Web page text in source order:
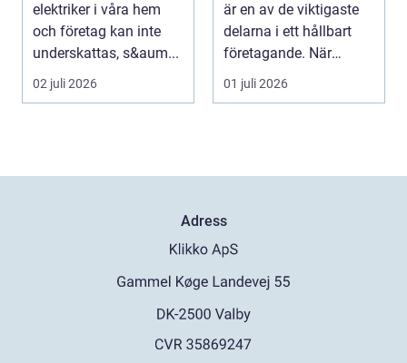
elektriker i våra hem
och företag kan inte
underskattas, s&aum...
02 juli 2026
är en av de viktigaste
delarna i ett hållbart
företagande. När
siffrorna stämm...
01 juli 2026
Adress